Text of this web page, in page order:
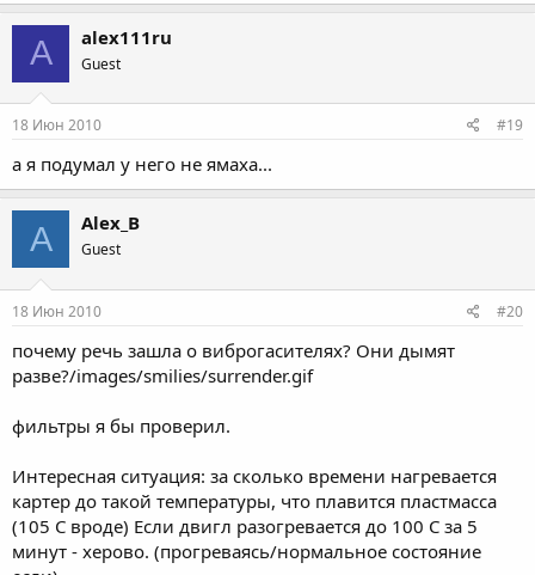
A alex111ru
Guest
18 Июн 2010 #19
а я подумал у него не ямаха...
A Alex_B
Guest
18 Июн 2010 #20
почему речь зашла о виброгасителях? Они дымят
разве?/images/smilies/surrender.gif
фильтры я бы проверил.
Интересная ситуация: за сколько времени нагревается
картер до такой температуры, что плавится пластмасса
(105 С вроде) Если двигл разогревается до 100 С за 5
минут - херово. (прогреваясь/нормальное состояние